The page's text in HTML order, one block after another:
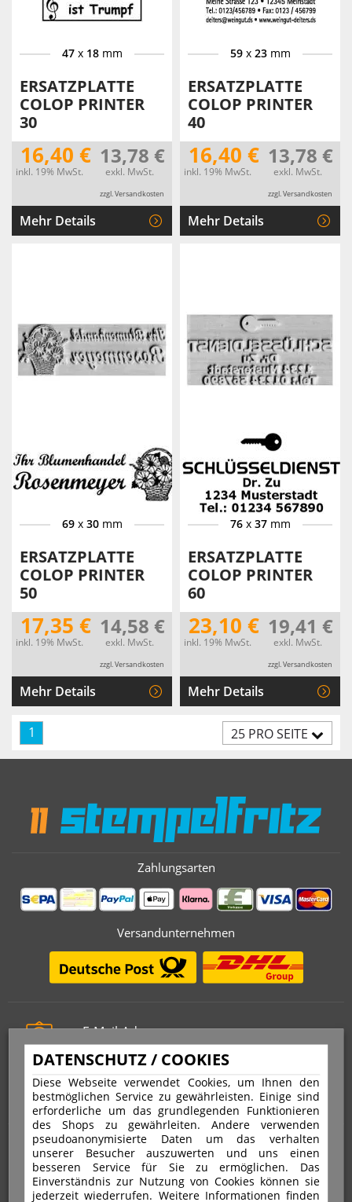
DATENSCHUTZ / COOKIES
Diese Webseite verwendet Cookies, um Ihnen den
bestmöglichen Service zu gewährleisten. Einige sind
erforderliche um das grundlegenden Funktionieren
des Shops zu gewährleiten. Andere verwenden
pseudoanonymisierte Daten um das verhalten
unserer Besucher auszuwerten und uns einen
besseren Service für Sie zu ermöglichen. Das
Einverständnis zur Nutzung von Cookies können sie
jederzeit wiederrufen. Weitere Informationen finden
47x 18mm
ERSATZPLATTE
COLOP PRINTER
30
16,40 €
inkl. 19% MwSt.
13,78 €
exkl. MwSt.
zzgl. Versandkosten
Mehr Details
59x 23mm
ERSATZPLATTE
COLOP PRINTER
40
16,40 €
inkl. 19% MwSt.
13,78 €
exkl. MwSt.
zzgl. Versandkosten
Mehr Details
69x 30mm
ERSATZPLATTE
COLOP PRINTER
50
17,35 €
inkl. 19% MwSt.
14,58 €
exkl. MwSt.
zzgl. Versandkosten
Mehr Details
76x 37mm
ERSATZPLATTE
COLOP PRINTER
60
23,10 €
inkl. 19% MwSt.
19,41 €
exkl. MwSt.
zzgl. Versandkosten
Mehr Details
25 PRO SEITE
1
Zahlungsarten
Versandunternehmen
E-Mail-Adresse
info@stempelfritz.de
Telefon
0221 677 812 08
Über uns
VERTRAG WIDERRUFEN IMPRESSUM